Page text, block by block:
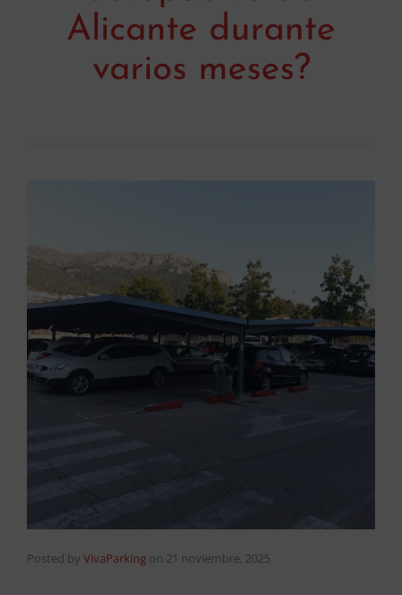
Alicante durante
varios meses?
Posted by VivaParking on 21 noviembre, 2025